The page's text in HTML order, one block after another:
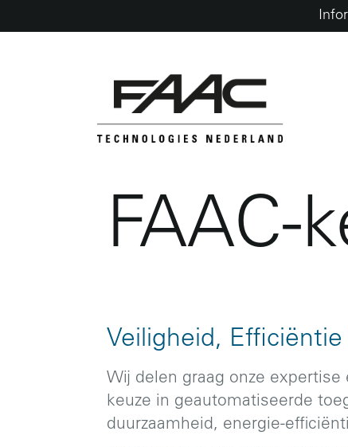
FAAC-
Veiligheid,
Wij delen graag onze
keuze in geautomatiseerde
duurzaamheid, energie-